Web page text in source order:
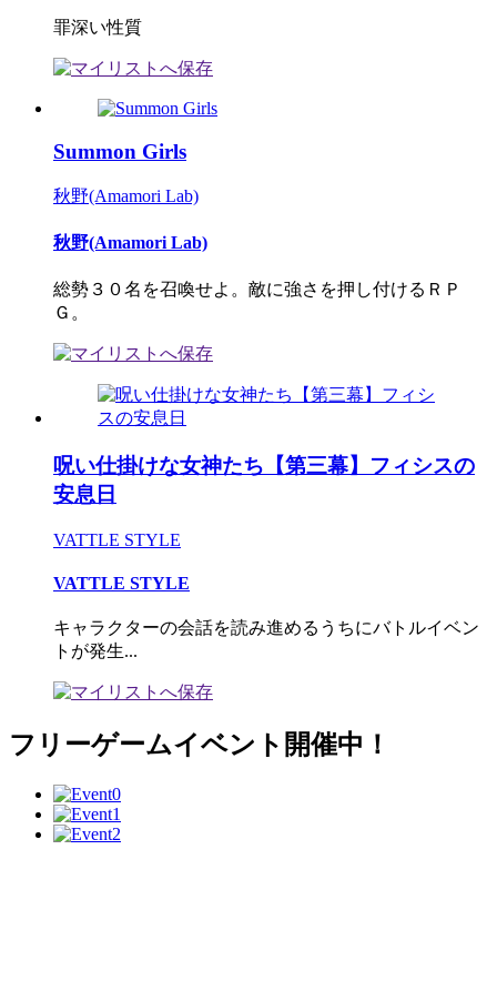
罪深い性質
Summon Girls
秋野(Amamori Lab)
秋野(Amamori Lab)
総勢３０名を召喚せよ。敵に強さを押し付けるＲＰ
Ｇ。
呪い仕掛けな女神たち【第三幕】フィシスの
安息日
VATTLE STYLE
VATTLE STYLE
キャラクターの会話を読み進めるうちにバトルイベン
トが発生...
フリーゲームイベント開催中！